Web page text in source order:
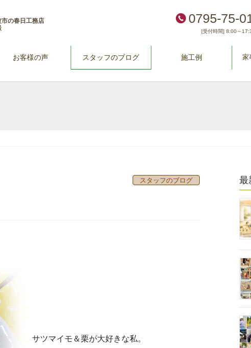
の春日工務店
0795-75-
[受付時間] 8:00～
お客様の声 スタッフのブログ 施工例 家
スタッフのブログ
サツマイモ＆栗が大好きな私。
最